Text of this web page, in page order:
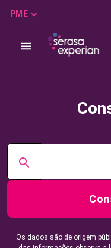
PME
Os dados são de origem